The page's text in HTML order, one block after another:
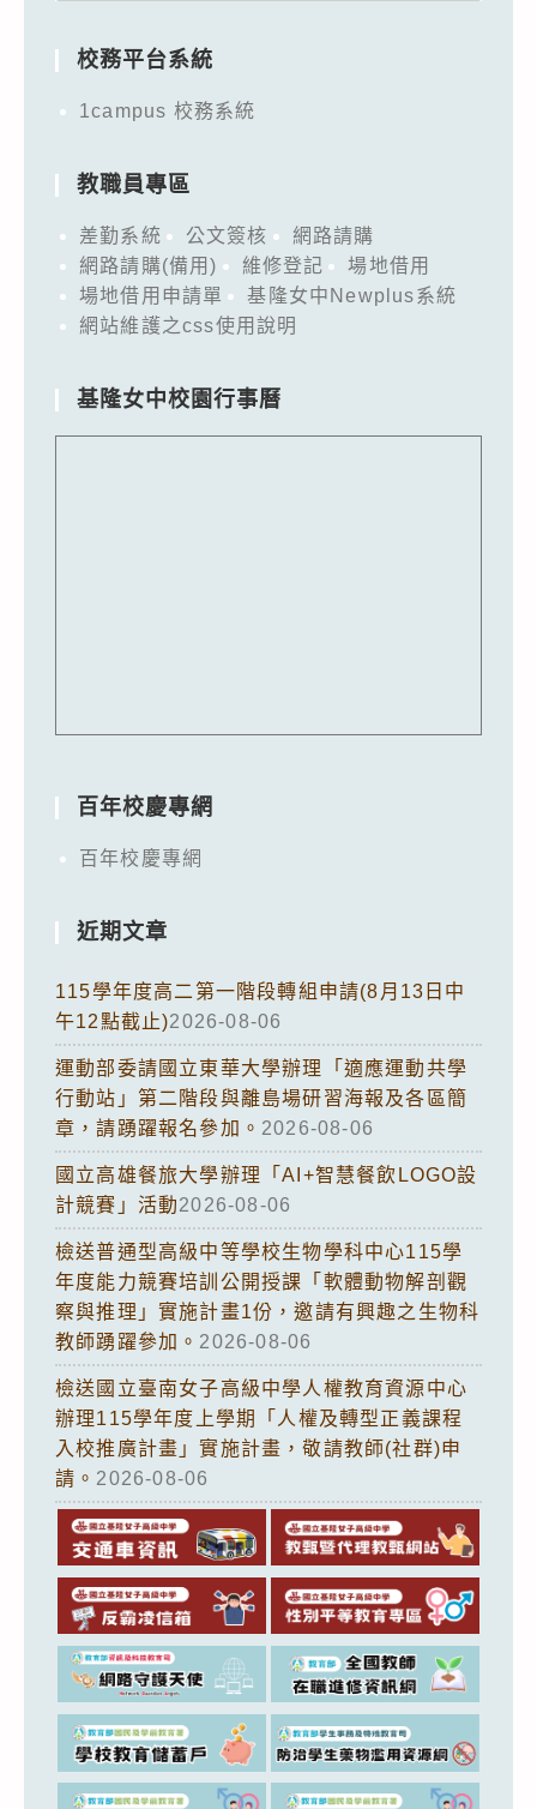
校務平台系統
1campus 校務系統
教職員專區
差勤系統 公文簽核
網路請購
網路請購(備用)
維修登記
場地借用
場地借用申請單
基隆女中Newplus系統
網站維護之css使用說明
基隆女中校園行事曆
百年校慶專網
百年校慶專網
近期文章
115學年度高二第一階段轉組申請(8月13日中
午12點截止)2026-08-06
運動部委請國立東華大學辦理「適應運動共學
行動站」第二階段與離島場研習海報及各區簡
章，請踴躍報名參加。 2026-08-06
國立高雄餐旅大學辦理「AI+智慧餐飲LOGO設
計競賽」活動2026-08-06
檢送普通型高級中等學校生物學科中心115學
年度能力競賽培訓公開授課「軟體動物解剖觀
察與推理」實施計畫1份，邀請有興趣之生物科
教師踴躍參加。 2026-08-06
檢送國立臺南女子高級中學人權教育資源中心
辦理115學年度上學期「人權及轉型正義課程
入校推廣計畫」實施計畫，敬請教師(社群)申
請。 2026-08-06